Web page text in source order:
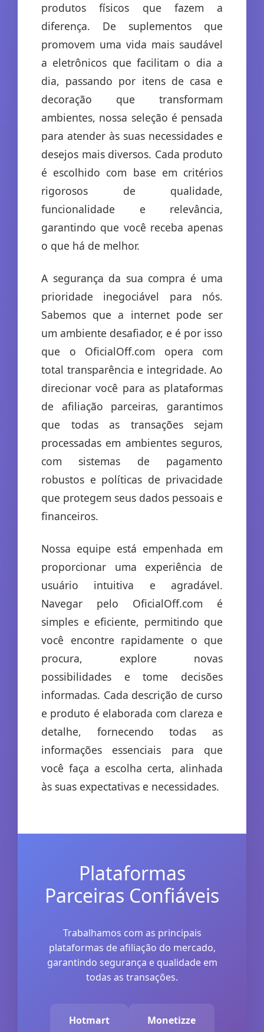
produtos físicos que fazem a
diferença. De suplementos que
promovem uma vida mais saudável
a eletrônicos que facilitam o dia a
dia, passando por itens de casa e
decoração que transformam
ambientes, nossa seleção é pensada
para atender às suas necessidades e
desejos mais diversos. Cada produto
é escolhido com base em critérios
rigorosos de qualidade,
funcionalidade e relevância,
garantindo que você receba apenas
o que há de melhor.
A segurança da sua compra é uma
prioridade inegociável para nós.
Sabemos que a internet pode ser
um ambiente desafiador, e é por isso
que o OficialOff.com opera com
total transparência e integridade. Ao
direcionar você para as plataformas
de afiliação parceiras, garantimos
que todas as transações sejam
processadas em ambientes seguros,
com sistemas de pagamento
robustos e políticas de privacidade
que protegem seus dados pessoais e
financeiros.
Nossa equipe está empenhada em
proporcionar uma experiência de
usuário intuitiva e agradável.
Navegar pelo OficialOff.com é
simples e eficiente, permitindo que
você encontre rapidamente o que
procura, explore novas
possibilidades e tome decisões
informadas. Cada descrição de curso
e produto é elaborada com clareza e
detalhe, fornecendo todas as
informações essenciais para que
você faça a escolha certa, alinhada
às suas expectativas e necessidades.
Plataformas
Parceiras Confiáveis
Trabalhamos com as principais
plataformas de afiliação do mercado,
garantindo segurança e qualidade em
todas as transações.
Hotmart Monetizze